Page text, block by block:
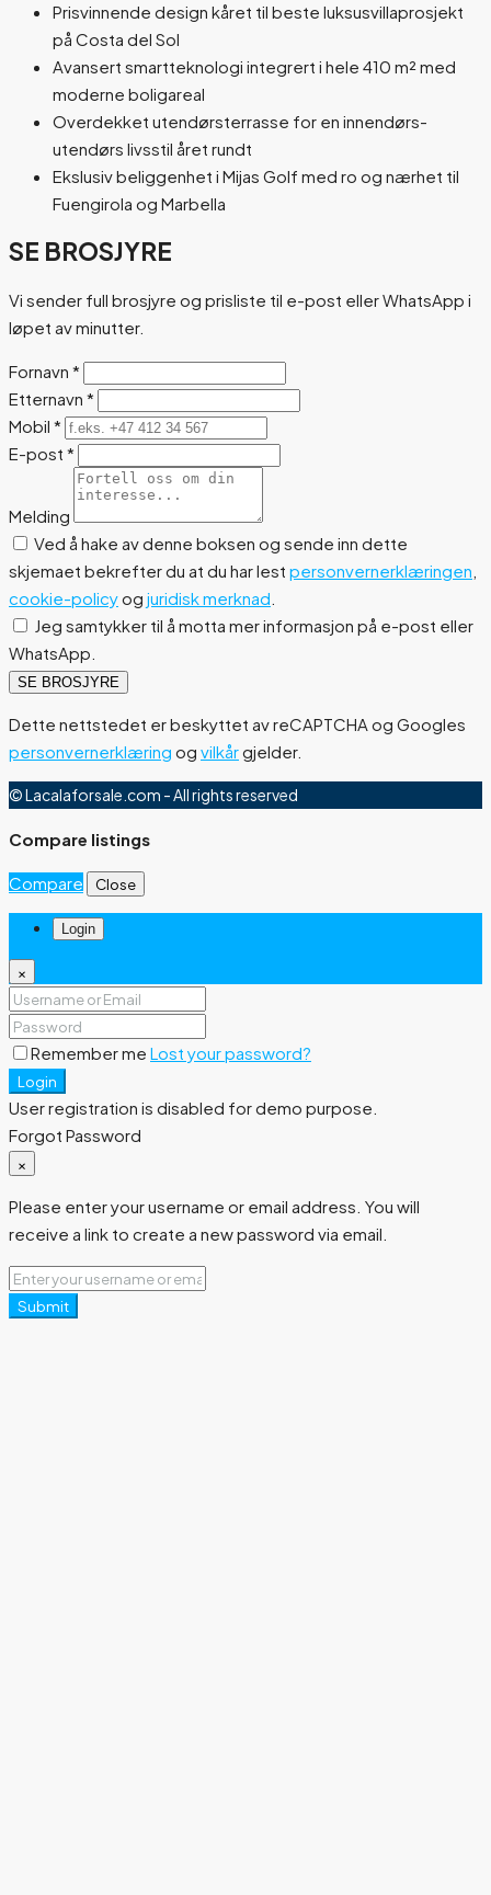
Prisvinnende design kåret til beste luksusvillaprosjekt
på Costa del Sol
Avansert smartteknologi integrert i hele 410 m² med
moderne boligareal
Overdekket utendørsterrasse for en innendørs-
utendørs livsstil året rundt
Ekslusiv beliggenhet i Mijas Golf med ro og nærhet til
Fuengirola og Marbella
SE BROSJYRE
Vi sender full brosjyre og prisliste til e-post eller WhatsApp i
løpet av minutter.
Fornavn *
Etternavn *
Mobil *
E-post *
Melding
Ved å hake av denne boksen og sende inn dette
skjemaet bekrefter du at du har lest personvernerklæringen
cookie-policyog juridisk merknad
Jeg samtykker til å motta mer informasjon på e-post eller
WhatsApp.
SE BROSJYRE
Dette nettstedet er beskyttet av reCAPTCHA og Googles
personvernerklæring og vilkårgjelder.
© Lacalaforsale.com - All rights reserved
Compare listings
Compare Close
Login
×
Remember me Lost your password?
Login
User registration is disabled for demo purpose.
Forgot Password
×
Please enter your username or email address. You will
receive a link to create a new password via email.
Submit